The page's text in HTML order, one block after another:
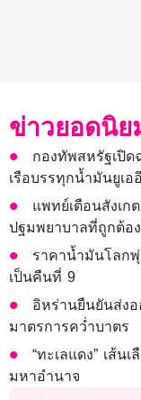
ข่าวยอดนิ
กองทัพสหรัฐเปิ
เรือบรรทุกน้ำมันยูเออี
แพทย์เตือนสังเก
ปฐมพยาบาลที่ถูกต้อง
ราคาน้ำมันโลก
เป็นคืนที่ 9
อิหร่านยืนยันส่ง
มาตรการคว่ำบาตร
“ทะเลแดง” เส้
มหาอำนาจ